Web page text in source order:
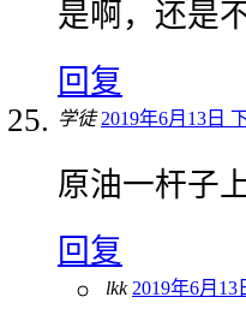
是啊，还是
回复
学徒 2019年6月13日
原油一杆子
回复
lkk 2019年6月13